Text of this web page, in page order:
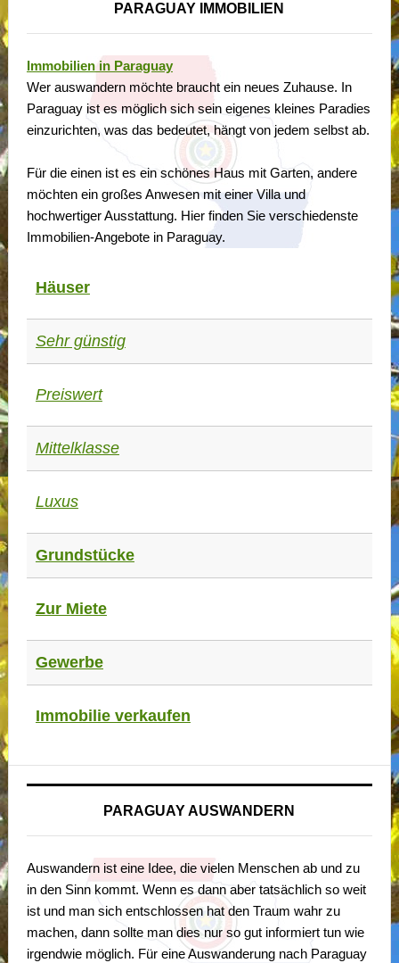
PARAGUAY IMMOBILIEN
Immobilien in Paraguay
Wer auswandern möchte braucht ein neues Zuhause. In
Paraguay ist es möglich sich sein eigenes kleines Paradies
einzurichten, was das bedeutet, hängt von jedem selbst ab.
Für die einen ist es ein schönes Haus mit Garten, andere
möchten ein großes Anwesen mit einer Villa und
hochwertiger Ausstattung. Hier finden Sie verschiedenste
Immobilien-Angebote in Paraguay.
Häuser
Sehr günstig
Preiswert
Mittelklasse
Luxus
Grundstücke
Zur Miete
Gewerbe
Immobilie verkaufen
PARAGUAY AUSWANDERN
Auswandern ist eine Idee, die vielen Menschen ab und zu
in den Sinn kommt. Wenn es dann aber tatsächlich so weit
ist und man sich entschlossen hat den Traum wahr zu
machen, dann sollte man dies nur so gut informiert tun wie
irgendwie möglich. Für eine Auswanderung nach Paraguay